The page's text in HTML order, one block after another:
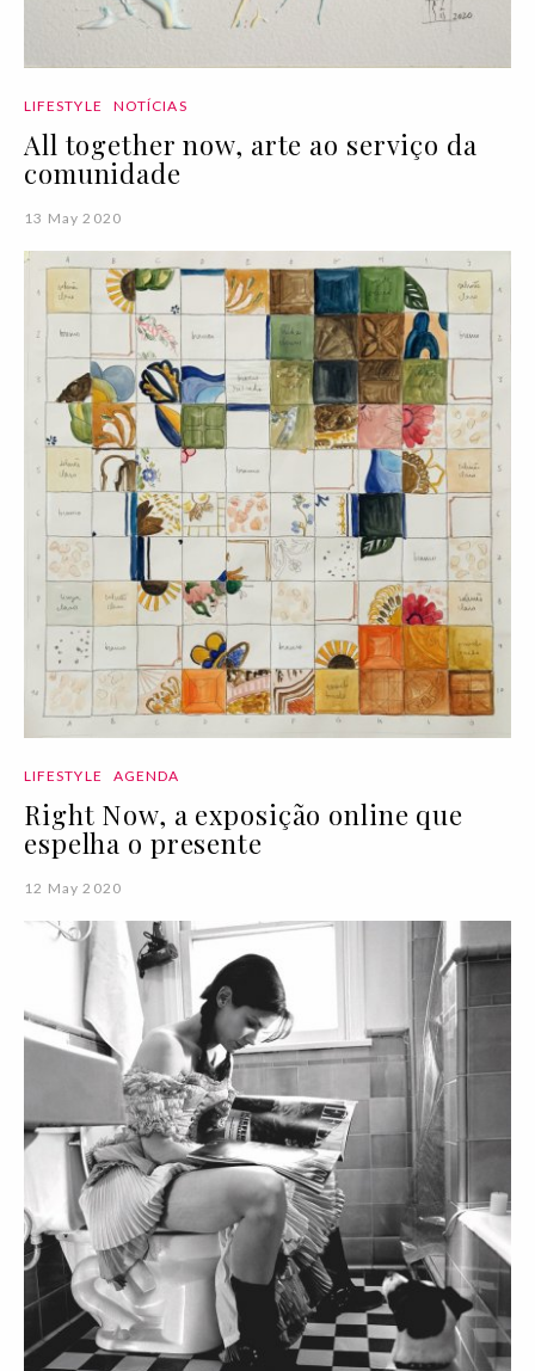
LIFESTYLE NOTÍCIAS
All together now, arte ao serviço da
comunidade
13 May 2020
LIFESTYLE AGENDA
Right Now, a exposição online que
espelha o presente
12 May 2020